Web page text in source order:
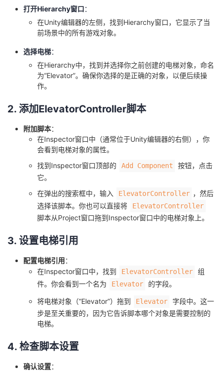
打开Hierarchy窗口：
在Unity编辑器的左侧，找到Hierarchy窗口，它显示了当
前场景中的所有游戏对象。
选择电梯：
在Hierarchy中，找到并选择你之前创建的电梯对象，命名
为“Elevator”。确保你选择的是正确的对象，以便后续操
作。
2. 添加ElevatorController脚本
附加脚本：
在Inspector窗口中（通常位于Unity编辑器的右侧），你
会看到电梯对象的属性。
找到Inspector窗口顶部的
Add Component
按钮，点击
它。
在弹出的搜索框中，输入
ElevatorController ，然后
选择该脚本。你也可以直接将
ElevatorController
脚本从Project窗口拖到Inspector窗口中的电梯对象上。
3. 设置电梯引用
配置电梯引用：
在Inspector窗口中，找到
ElevatorController
组
件。你会看到一个名为
Elevator 的字段。
将电梯对象（“Elevator”）拖到 Elevator
字段中。这一
步是至关重要的，因为它告诉脚本哪个对象是需要控制的
电梯。
4. 检查脚本设置
确认设置：